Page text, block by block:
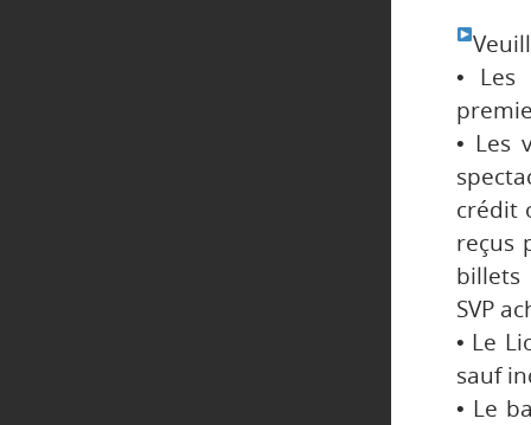
• Les
• Les
crédit
reçus
billets
SVP
• Le
sauf
• Le